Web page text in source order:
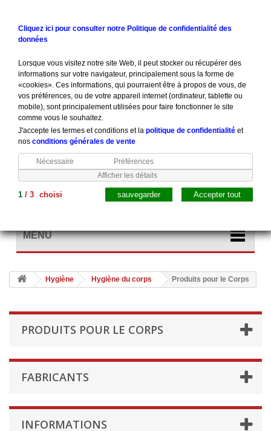
MENU
Hygiène Hygiène du corps Produits pour le Corps
PRODUITS POUR LE CORPS
FABRICANTS
INFORMATIONS
Cliquez ici pour consulter notre Politique de confidentialité des
données
Lorsque vous visitez notre site Web, il peut stocker ou récupérer des
informations sur votre navigateur, principalement sous la forme de
«cookies». Ces informations, qui pourraient être à propos de vous, de
vos préférences, ou de votre appareil internet (ordinateur, tablette ou
mobile), sont principalement utilisées pour faire fonctionner le site
comme vous le souhaitez.
J'accepte les termes et conditions et lapolitique de confidentialité et
nos conditions générales de vente
Nécessaire
Préférences
Afficher les détails
1 /3 choisi Accepter tout
sauvegarder